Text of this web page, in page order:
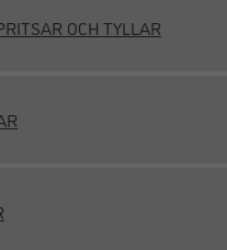
OCH TYLLAR